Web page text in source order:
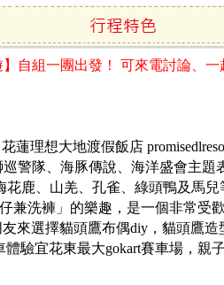
自組一團出發！ 可來電討論、
蓮理想大地渡假飯店
巡警隊、海豚傳說、海洋盛會主題
花鹿、山羌、孔雀、綠頭鴨及馬
兼洗褲」的樂趣，是一個非常受
來選擇貓頭鷹布偶diy，貓頭鷹造
體驗宜花東最大gokart賽車場，親